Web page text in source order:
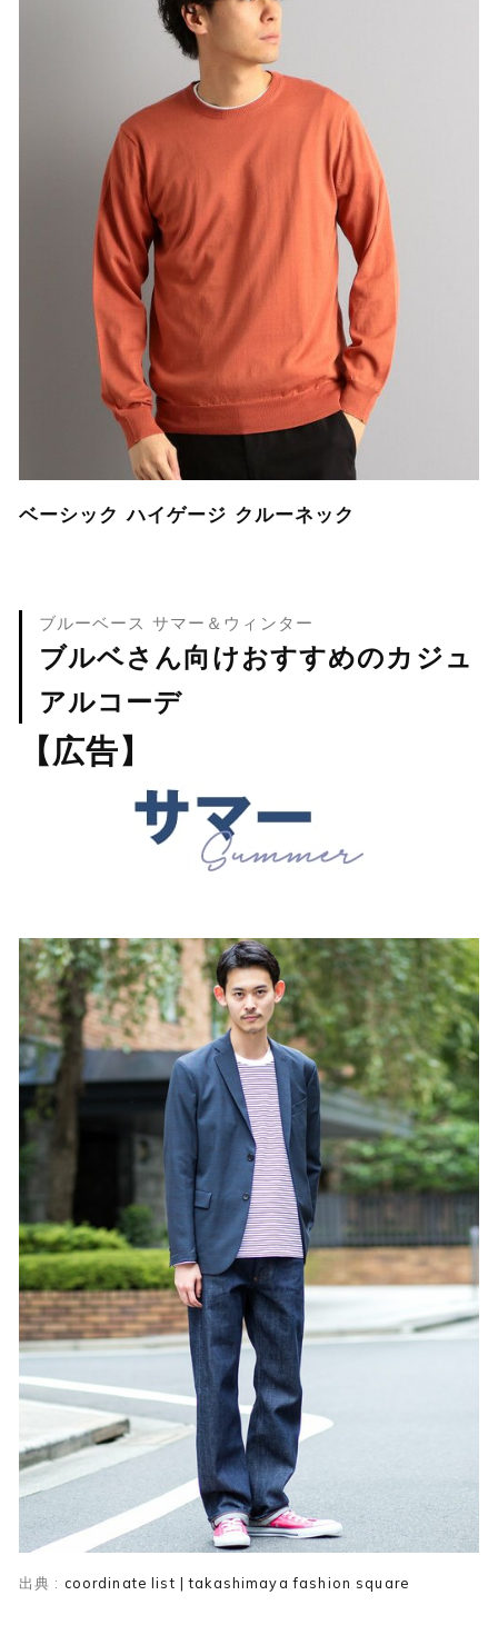
ベーシック ハイゲージ クルーネック
ブルーベース サマー＆ウィンター
ブルベさん向けおすすめのカジュ
アルコーデ
【広告】
出典 : coordinate list | takashimaya fashion square